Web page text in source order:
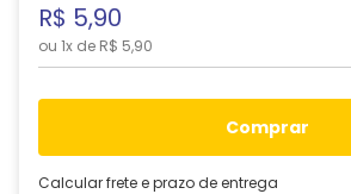
R$ 5,90
ou 1x de R$ 5,90
comprar
Calcular frete e prazo de entrega